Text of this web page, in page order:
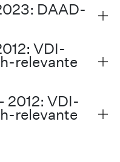
DAAD-
VDI-
relevante
2012: VDI-
relevante